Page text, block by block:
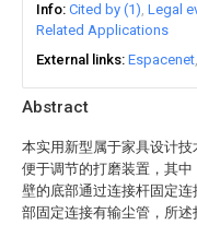
Abstract
本实用新型属于家具设计
便于调节的打磨装置，其
壁的底部通过连接杆固定
部固定连接有输尘管，所
Info Cited by (1) Legal
Related Applications
External links Espacenet